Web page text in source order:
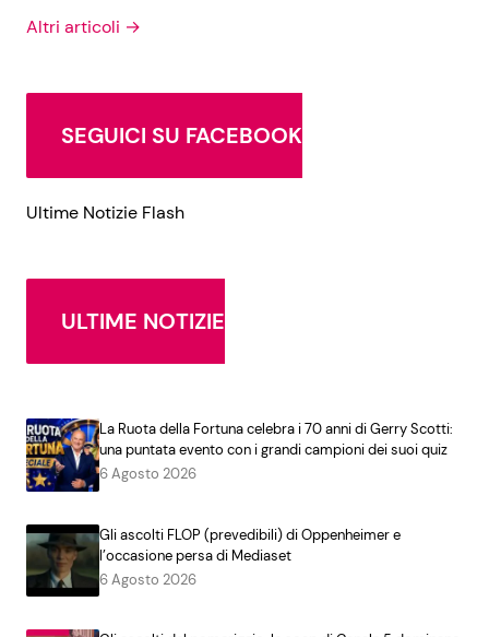
Altri articoli →
SEGUICI SU FACEBOOK
Ultime Notizie Flash
ULTIME NOTIZIE
La Ruota della Fortuna celebra i 70 anni di Gerry Scotti:
una puntata evento con i grandi campioni dei suoi quiz
6 Agosto 2026
Gli ascolti FLOP (prevedibili) di Oppenheimer e
l’occasione persa di Mediaset
6 Agosto 2026